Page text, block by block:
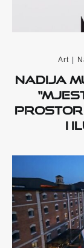
Art
Nadija
prostor
i